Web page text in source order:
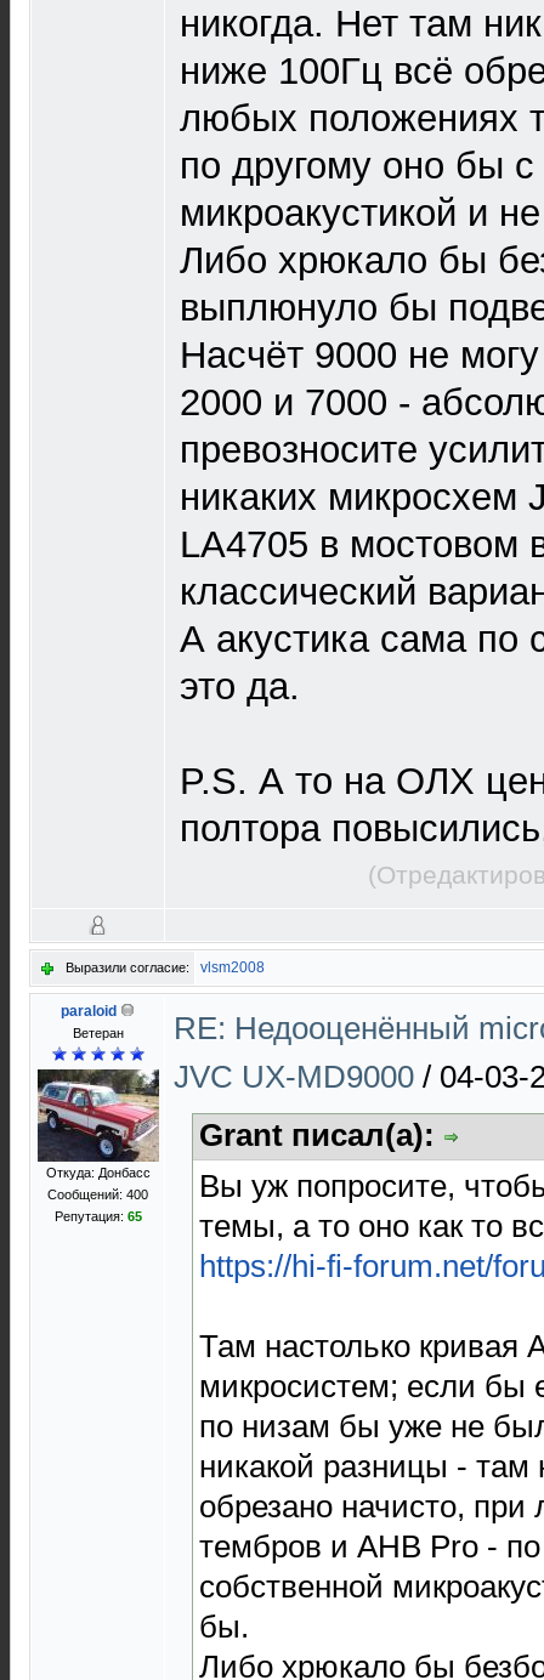
никогда. Нет там
ниже 100Гц всё
любых положениях
по другому оно бы с
микроакустикой и
Либо хрюкало бы
выплюнуло бы
Насчёт 9000 не
2000 и 7000 -
превозносите
никаких микросхем
LA4705 в мостовом
классический
А акустика сама по
это да.
P.S. А то на ОЛХ
полтора
Выразили согласие: vlsm2008
paraloid
Ветеран
Откуда: Донбасс
Сообщений: 400
Репутация: 65
RE: Недооценённый
JVC UX-MD9000 / 04-03-
Grant писал(а):
Вы уж попросите,
темы, а то оно как то
https://hi-fi-forum.net/
Там настолько кривая
микросистем; если бы
по низам бы уже не
никакой разницы - там
обрезано начисто,
тембров и AHB Pro -
собственной
бы.
Либо хрюкало бы